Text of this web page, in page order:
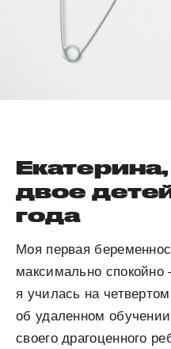
двое
года
Моя первая
максимально
я училась на
об удаленном
своего драгоценного